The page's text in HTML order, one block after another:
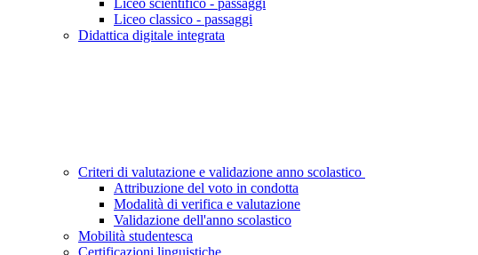
Liceo scientifico - passaggi
Liceo classico - passaggi
Didattica digitale integrata
Criteri di valutazione e validazione anno scolastico
Attribuzione del voto in condotta
Modalità di verifica e valutazione
Validazione dell'anno scolastico
Mobilità studentesca